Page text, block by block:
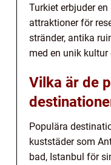
Turkiet erbjuder
attraktioner för
stränder, antika
med en unik kultur
Vilka är de
Populära
kuststäder som
bad, Istanbul för